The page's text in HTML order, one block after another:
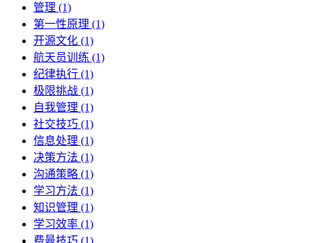
管理 (1)
第一性原理 (1)
开源文化 (1)
航天员训练 (1)
纪律执行 (1)
极限挑战 (1)
自我管理 (1)
社交技巧 (1)
信息处理 (1)
决策方法 (1)
沟通策略 (1)
学习方法 (1)
知识管理 (1)
学习效率 (1)
费曼技巧 (1)